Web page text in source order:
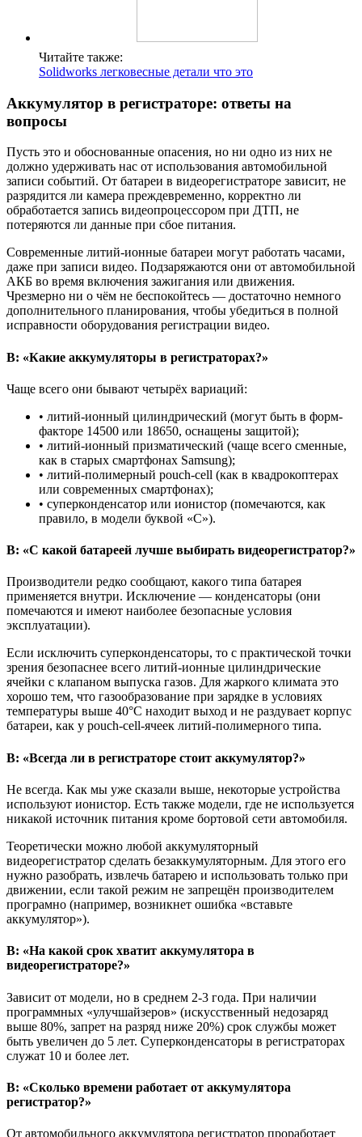
Читайте также:
Solidworks легковесные детали что это
Аккумулятор в регистраторе: ответы на
вопросы
Пусть это и обоснованные опасения, но ни одно из них не
должно удерживать нас от использования автомобильной
записи событий. От батареи в видеорегистраторе зависит, не
разрядится ли камера преждевременно, корректно ли
обработается запись видеопроцессором при ДТП, не
потеряются ли данные при сбое питания.
Современные литий-ионные батареи могут работать часами,
даже при записи видео. Подзаряжаются они от автомобильной
АКБ во время включения зажигания или движения.
Чрезмерно ни о чём не беспокойтесь — достаточно немного
дополнительного планирования, чтобы убедиться в полной
исправности оборудования регистрации видео.
В: «Какие аккумуляторы в регистраторах?»
Чаще всего они бывают четырёх вариаций:
• литий-ионный цилиндрический (могут быть в форм-
факторе 14500 или 18650, оснащены защитой);
• литий-ионный призматический (чаще всего сменные,
как в старых смартфонах Samsung);
• литий-полимерный pouch-cell (как в квадрокоптерах
или современных смартфонах);
• суперконденсатор или ионистор (помечаются, как
правило, в модели буквой «C»).
В: «С какой батареей лучше выбирать видеорегистратор?»
Производители редко сообщают, какого типа батарея
применяется внутри. Исключение — конденсаторы (они
помечаются и имеют наиболее безопасные условия
эксплуатации).
Если исключить суперконденсаторы, то с практической точки
зрения безопаснее всего литий-ионные цилиндрические
ячейки с клапаном выпуска газов. Для жаркого климата это
хорошо тем, что газообразование при зарядке в условиях
температуры выше 40°C находит выход и не раздувает корпус
батареи, как у pouch-cell-ячеек литий-полимерного типа.
В: «Всегда ли в регистраторе стоит аккумулятор?»
Не всегда. Как мы уже сказали выше, некоторые устройства
используют ионистор. Есть также модели, где не используется
никакой источник питания кроме бортовой сети автомобиля.
Теоретически можно любой аккумуляторный
видеорегистратор сделать безаккумуляторным. Для этого его
нужно разобрать, извлечь батарею и использовать только при
движении, если такой режим не запрещён производителем
програмно (например, возникнет ошибка «вставьте
аккумулятор»).
В: «На какой срок хватит аккумулятора в
видеорегистраторе?»
Зависит от модели, но в среднем 2-3 года. При наличии
программных «улучшайзеров» (искусственный недозаряд
выше 80%, запрет на разряд ниже 20%) срок службы может
быть увеличен до 5 лет. Суперконденсаторы в регистраторах
служат 10 и более лет.
В: «Сколько времени работает от аккумулятора
регистратор?»
От автомобильного аккумулятора регистратор проработает